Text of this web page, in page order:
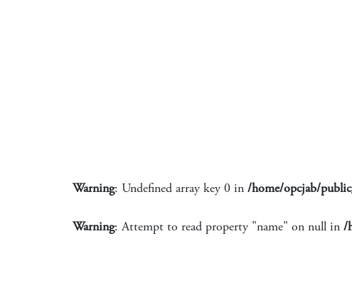
Warning: Undefined array key 0 in /home/opcjab/
Warning: Attempt to read property "name" on null in /